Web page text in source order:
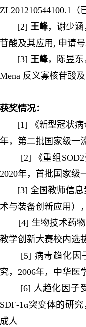
ZL201210544100.1（
[2] 王峰，谢少
苷酸及其应用, 申请号
[3] 王峰，陈昱东
Mena 反义寡核苷酸
获奖情况：
[1] 《新型冠状病
年，第二批国家级一
[2] 《重组SOD2
2020年，首批国家级
[3] 全国教师信息
术与装备创新应用）
[4] 生物技术药物
教学创新大赛校内选
[5] 病毒趋化因子
究，2006年，中华医
[6] 人趋化因子受
SDF-1α突变体的研
成人